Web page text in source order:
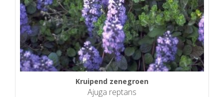
Kruipend zenegroen
Ajuga reptans